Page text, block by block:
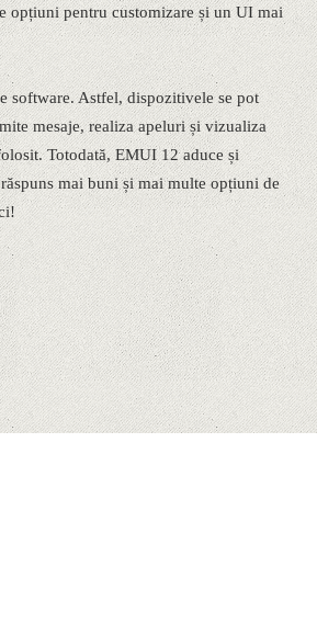
opțiuni pentru customizare și un UI mai
software. Astfel, dispozitivele se pot
mesaje, realiza apeluri și vizualiza
Totodată, EMUI 12 aduce și
mai buni și mai multe opțiuni de